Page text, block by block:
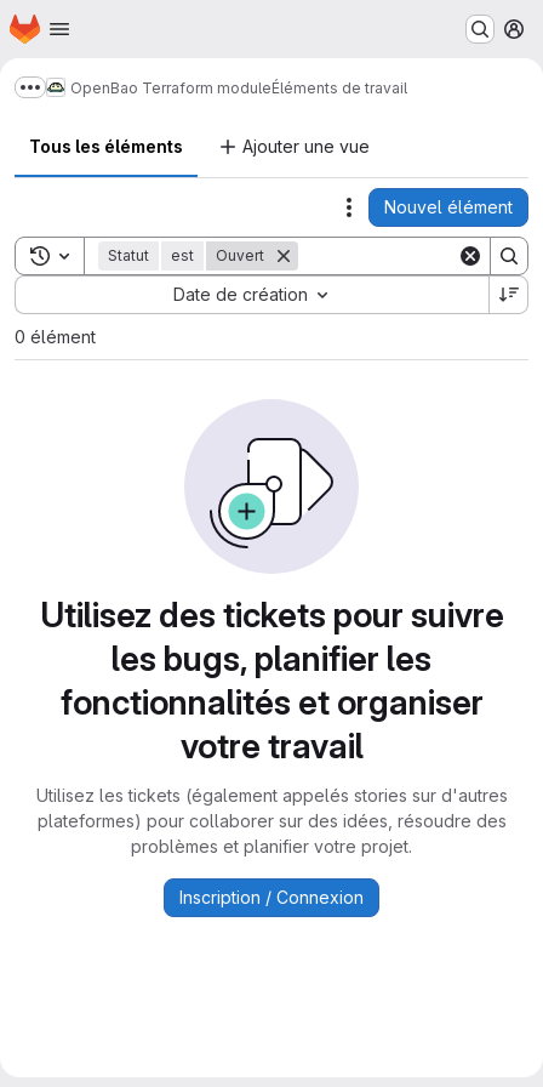
Passer au contenu principal
Page d'accueil
Afficher davantage de fils d'Ariane
OpenBao Terraform moduleÉléments de travail
Tous les éléments Ajouter une vue
Actions
Nouvel élément
Toggle search history
Statut est Ouvert
Date de création
Sort by:
0 élément
Utilisez des tickets pour suivre
les bugs, planifier les
fonctionnalités et organiser
votre travail
Utilisez les tickets (également appelés stories sur d'autres
plateformes) pour collaborer sur des idées, résoudre des
problèmes et planifier votre projet.
Inscription / Connexion